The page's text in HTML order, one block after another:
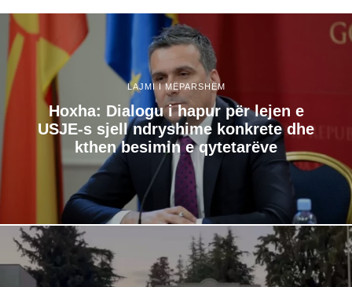
LAJMI I MËPARSHËM
Hoxha: Dialogu i hapur për lejen e
USJE-s sjell ndryshime konkrete dhe
kthen besimin e qytetarëve